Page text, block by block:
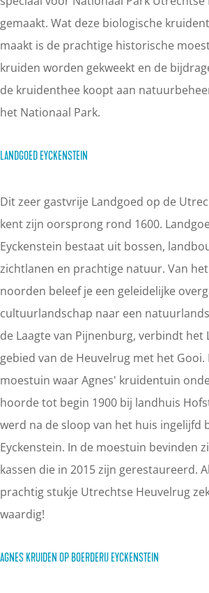
gemaakt. Wat deze biologische
maakt is de prachtige historische
kruiden worden gekweekt en de
de kruidenthee koopt aan
het Nationaal Park.
LANDGOED EYCKENSTEIN
Dit zeer gastvrije Landgoed op de
kent zijn oorsprong rond 1600.
Eyckenstein bestaat uit bossen,
zichtlanen en prachtige natuur. Van
noorden beleef je een geleidelijke
cultuurlandschap naar een
de Laagte van Pijnenburg, verbindt het
gebied van de Heuvelrug met het
moestuin waar Agnes' kruidentuin
hoorde tot begin 1900 bij landhuis
werd na de sloop van het huis ingelijfd
Eyckenstein. In de moestuin bevinden
kassen die in 2015 zijn gerestaureerd.
prachtig stukje Utrechtse Heuvelrug
waardig!
AGNES KRUIDEN OP BOERDERIJ EYCKENSTEIN